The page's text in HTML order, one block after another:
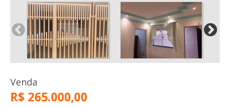
Venda
R$ 265.000,00